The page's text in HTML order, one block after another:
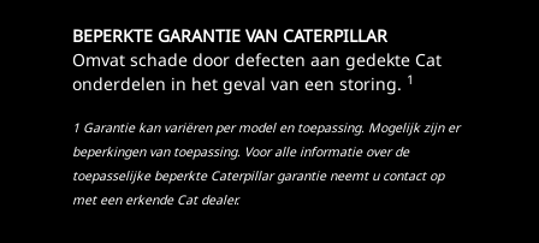
BEPERKTE GARANTIE VAN CATERPILLAR
Omvat schade door defecten aan gedekte Cat
onderdelen in het geval van een storing. 1
1 Garantie kan variëren per model en toepassing. Mogelijk zijn er
beperkingen van toepassing. Voor alle informatie over de
toepasselijke beperkte Caterpillar garantie neemt u contact op
met een erkende Cat dealer.